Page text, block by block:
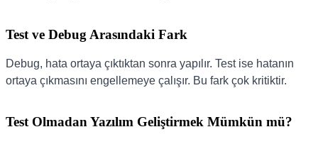
Test ve Debug Arasındaki Fark
Debug, hata ortaya çıktıktan sonra yapılır. Test ise hatanın
ortaya çıkmasını engellemeye çalışır. Bu fark çok kritiktir.
Test Olmadan Yazılım Geliştirmek Mümkün mü?